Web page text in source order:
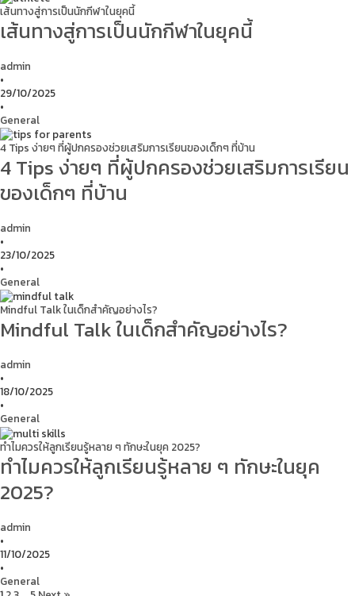
เส้นทางสู่การเป็นนักกีฬาในยุคนี้
เส้นทางสู่การเป็นนักกีฬาในยุคนี้
admin
•
29/10/2025
•
General
4 Tips ง่ายๆ ที่ผู้ปกครองช่วยเสริมการเรียนของเด็กๆ ที่บ้าน
4 Tips ง่ายๆ ที่ผู้ปกครองช่วยเสริมการเรียน
ของเด็กๆ ที่บ้าน
admin
•
23/10/2025
•
General
Mindful Talk ในเด็กสำคัญอย่างไร?
Mindful Talk ในเด็กสำคัญอย่างไร?
admin
•
18/10/2025
•
General
ทำไมควรให้ลูกเรียนรู้หลาย ๆ ทักษะในยุค 2025?
ทำไมควรให้ลูกเรียนรู้หลาย ๆ ทักษะในยุค
2025?
admin
•
11/10/2025
•
General